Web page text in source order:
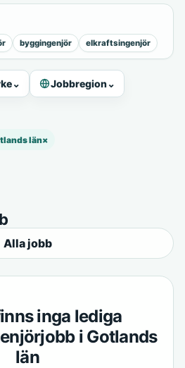
byggingenjör elkraftsingenjör
⌄ Jobbregion⌄
län×
Alla jobb
inga lediga
i Gotlands
län